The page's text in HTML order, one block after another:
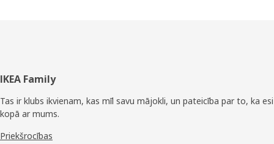
Kājene
IKEA Family
Tas ir klubs ikvienam, kas mīl savu mājokli, un pateicība par to, ka esi
kopā ar mums.
Priekšrocības